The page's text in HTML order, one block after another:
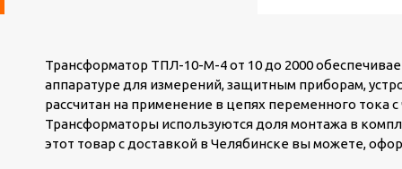
Трансформатор ТПЛ-10-М-4 от 10 до 2000
аппаратуре для измерений, защитным приборам,
рассчитан на применение в цепях переменного тока
Трансформаторы используются доля монтажа в
этот товар с доставкой в Челябинске вы можете,